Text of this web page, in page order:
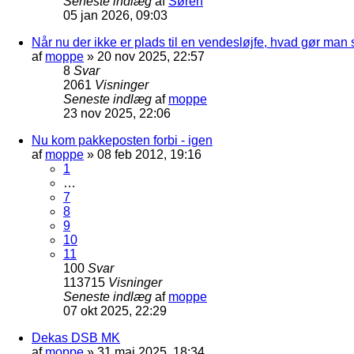
05 jan 2026, 09:03
Når nu der ikke er plads til en vendesløjfe, hvad gør man
af moppe » 20 nov 2025, 22:57
8 Svar
2061 Visninger
Seneste indlæg af moppe
23 nov 2025, 22:06
Nu kom pakkeposten forbi - igen
af moppe » 08 feb 2012, 19:16
1
…
7
8
9
10
11
100 Svar
113715 Visninger
Seneste indlæg af moppe
07 okt 2025, 22:29
Dekas DSB MK